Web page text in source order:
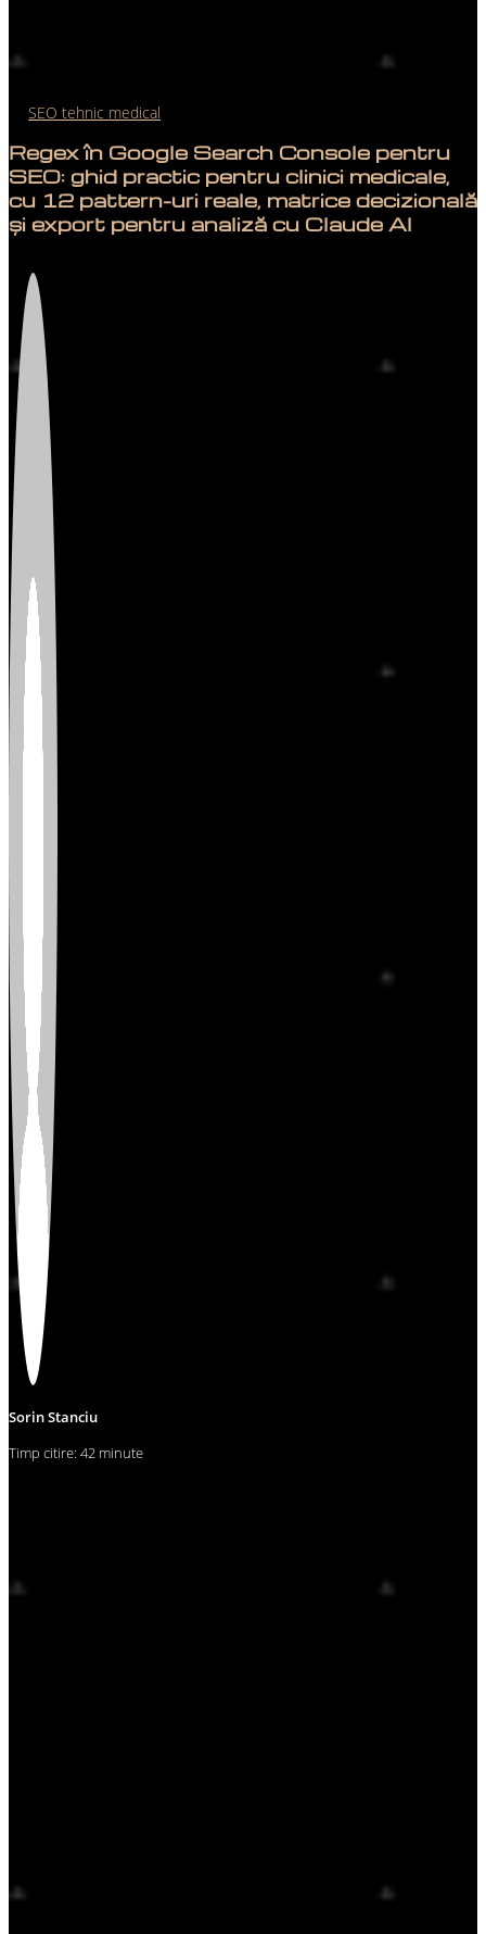
SEO tehnic medical
Regex în Google Search Console pentru
SEO: ghid practic pentru clinici medicale,
cu 12 pattern-uri reale, matrice decizională
și export pentru analiză cu Claude AI
Sorin Stanciu
Timp citire: 42 minute